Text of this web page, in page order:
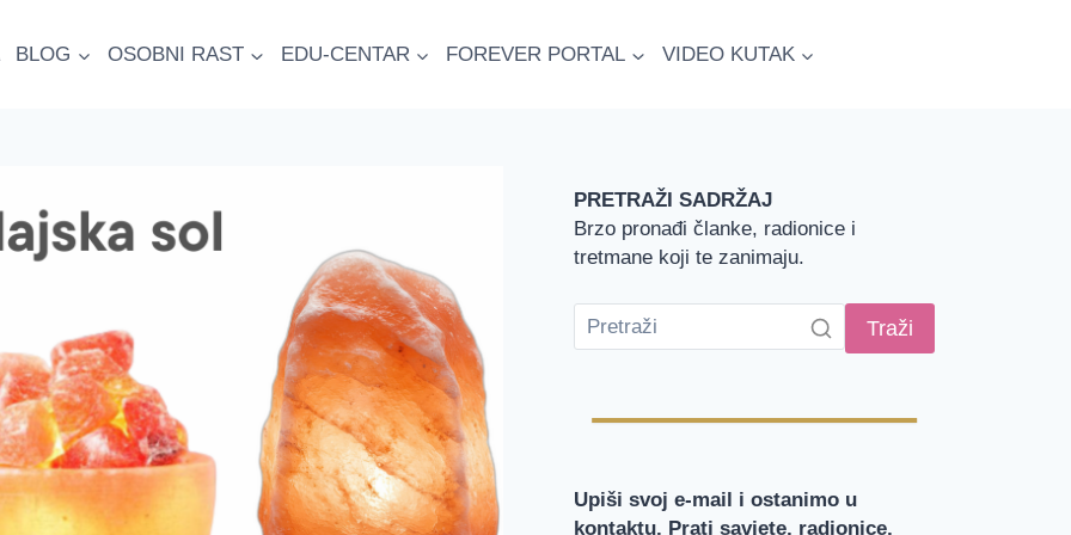
BLOG OSOBNI RAST EDU-CENTAR FOREVER PORTAL VIDEO KUTAK
PRETRAŽI SADRŽAJ
Brzo pronađi članke, radionice i
tretmane koji te zanimaju.
Traži
Upiši svoj e-mail i ostanimo u
kontaktu. Prati savjete, radionice,